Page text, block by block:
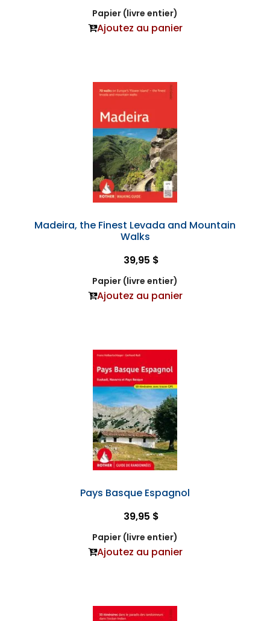
Papier (livre entier)
Ajoutez au panier
Madeira, the Finest Levada and Mountain
Walks
39,95 $
Papier (livre entier)
Ajoutez au panier
Pays Basque Espagnol
39,95 $
Papier (livre entier)
Ajoutez au panier